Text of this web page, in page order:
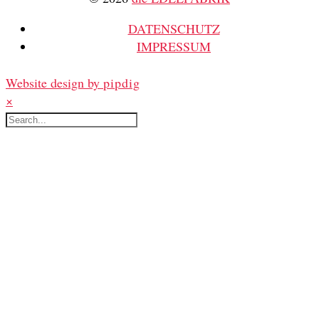
DATENSCHUTZ
IMPRESSUM
Website design by pipdig
×